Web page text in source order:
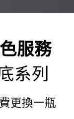
服務
系列
更換一瓶